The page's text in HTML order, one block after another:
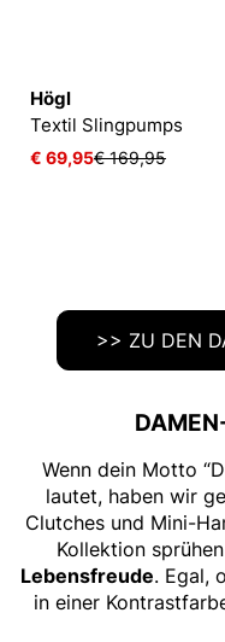
Högl
Textil Slingpumps
€ 69,95€ 169,95
>> ZU DEN
Wenn dein Motto
lautet, haben wir
Clutches und Mini-
Kollektion
Lebensfreude. Egal,
in einer